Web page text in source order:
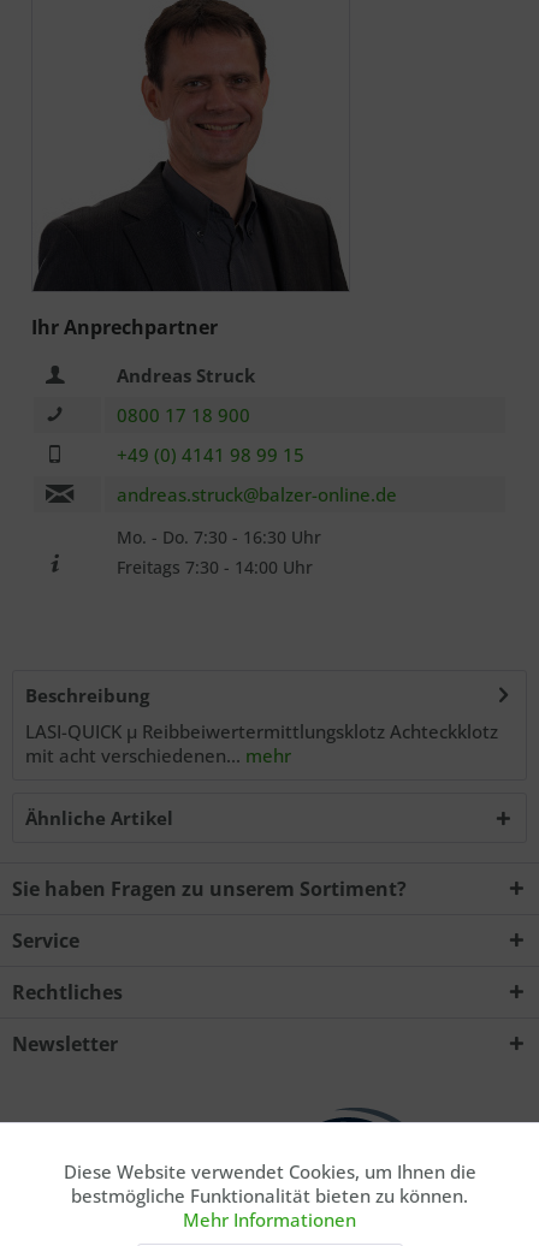
Ich habe dieDatenschutzerklärung
Mit * gekennzeichnete Felder sind Pflichtfelder.
Senden
Ihr Anprechpartner
Andreas Struck
0800 17 18 900
+49 (0) 4141 98 99 15
andreas.struck@balzer-online.de
Mo. - Do. 7:30 - 16:30 Uhr
Freitags 7:30 - 14:00 Uhr
Beschreibung
LASI-QUICK µ Reibbeiwertermittlungsklotz Achteckklotz
mit acht verschiedenen... mehr
Ähnliche Artikel
Sie haben Fragen zu unserem Sortiment?
Service
Rechtliches
Newsletter
Funktionale Aktiv
Diese Website verwendet Cookies, um Ihnen die
bestmögliche Funktionalität bieten zu können.
Mehr Informationen